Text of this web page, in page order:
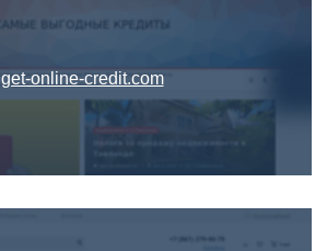
get-online-credit.com